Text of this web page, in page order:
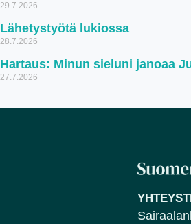
29.7.2026
Lähetystyötä lukiossa
28.7.2026
Hartaus: Minun sieluni janoaa
27.7.2026